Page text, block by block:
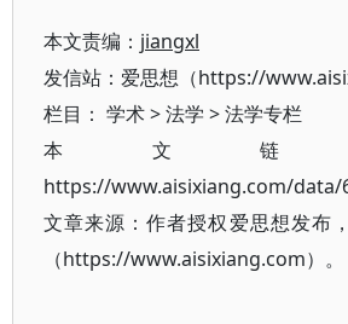
本文责编： jiangxl
发信站：爱思想（https://
栏目： 学术>法学 >法学专栏
本文链
https://www.aisixiang.com/data/
文章来源：作者授权爱思想发布
（https://www.aisixiang.com）。